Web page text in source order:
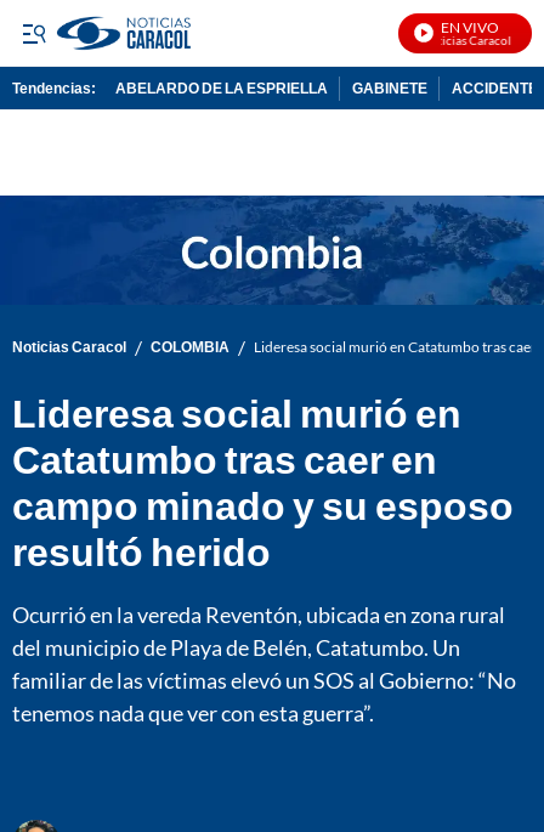
EN VIVO
Noticias Caracol En
Tendencias: ABELARDO DE LA ESPRIELLA GABINETE ACCIDENTE
Noticias Caracol / COLOMBIA / Lideresa social murió en Catatumbo tras
Lideresa social murió en
Catatumbo tras caer en
campo minado y su esposo
resultó herido
Ocurrió en la vereda Reventón, ubicada en zona rural
del municipio de Playa de Belén, Catatumbo. Un
familiar de las víctimas elevó un SOS al Gobierno: “No
tenemos nada que ver con esta guerra”.